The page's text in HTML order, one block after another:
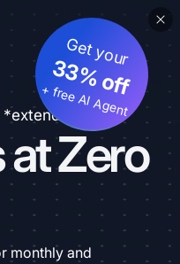
Zero
Get your
33% off
+ free AI Agent
monthly and